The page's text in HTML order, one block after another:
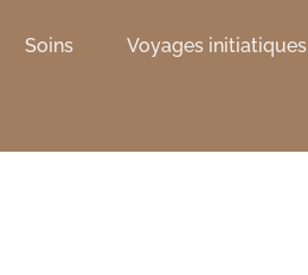
Soins Voyages initiatiques